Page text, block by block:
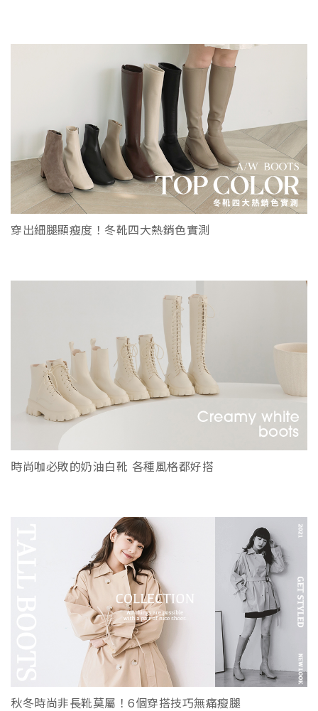
穿出細腿顯瘦度！冬靴四大熱銷色實測
時尚咖必敗的奶油白靴 各種風格都好搭
秋冬時尚非長靴莫屬！6個穿搭技巧無痛瘦腿